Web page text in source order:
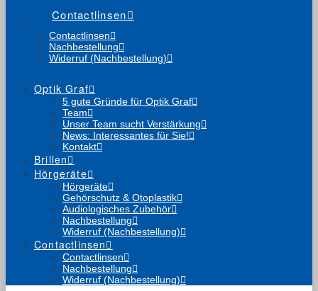
Contactlinsen
Contactlinsen
Nachbestellung
Widerruf (Nachbestellung)
Optik Graf
5 gute Gründe für Optik Graf
Team
Unser Team sucht Verstärkung
News: Interessantes für Sie!
Kontakt
Brillen
Hörgeräte
Hörgeräte
Gehörschutz & Otoplastik
Audiologisches Zubehör
Nachbestellung
Widerruf (Nachbestellung)
Contactlinsen
Contactlinsen
Nachbestellung
Widerruf (Nachbestellung)